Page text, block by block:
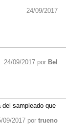
24/09/2017
24/09/2017 por Bel
sampleado que
09/2017 por trueno